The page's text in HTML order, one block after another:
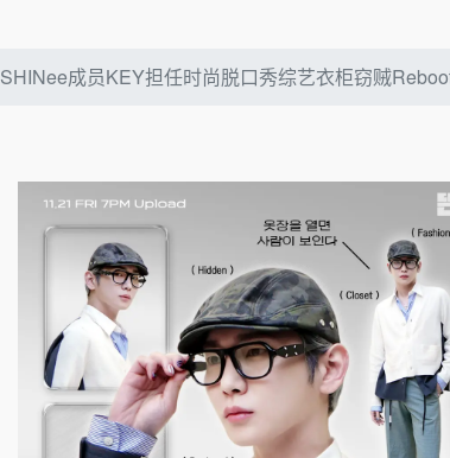
SHINee成员KEY担任时尚脱口秀综艺衣柜窃贼